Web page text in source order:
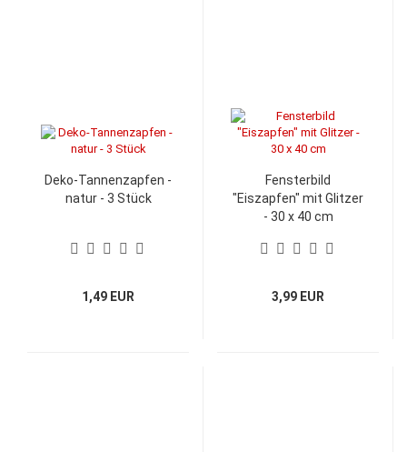
Deko-Tannenzapfen -
natur - 3 Stück
1,49 EUR
Fensterbild
"Eiszapfen" mit Glitzer
- 30 x 40 cm
3,99 EUR